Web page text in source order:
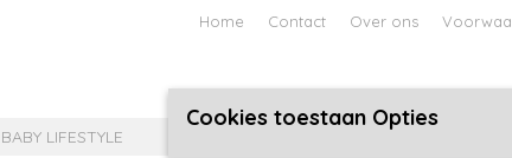
Home Contact Over ons
BABY LIFESTYLE JONGENS BABY
Cookies toestaan Opties